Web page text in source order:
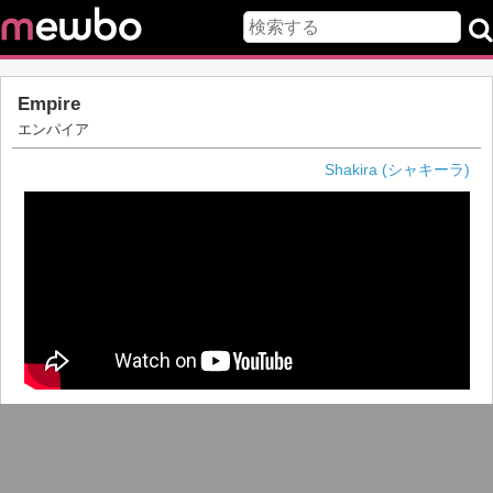
Empire
エンパイア
Shakira (シャキーラ)